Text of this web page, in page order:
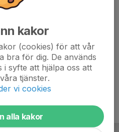
kakor
(cookies) för att vår
bra för dig. De används
syfte att hjälpa oss att
tjänster.
vi cookies
alla kakor